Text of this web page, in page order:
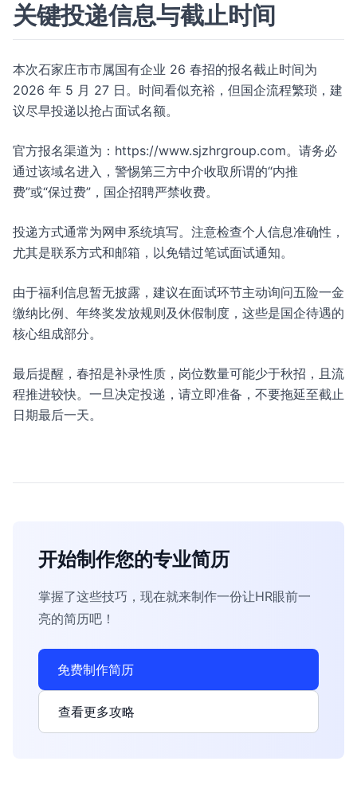
关键投递信息与截止时间
本次石家庄市市属国有企业 26 春招的报名截止时间为
2026 年 5 月 27 日。时间看似充裕，但国企流程繁琐，建
议尽早投递以抢占面试名额。
官方报名渠道为：https://www.sjzhrgroup.com。请务必
通过该域名进入，警惕第三方中介收取所谓的“内推
费”或“保过费”，国企招聘严禁收费。
投递方式通常为网申系统填写。注意检查个人信息准确性，
尤其是联系方式和邮箱，以免错过笔试面试通知。
由于福利信息暂无披露，建议在面试环节主动询问五险一金
缴纳比例、年终奖发放规则及休假制度，这些是国企待遇的
核心组成部分。
最后提醒，春招是补录性质，岗位数量可能少于秋招，且流
程推进较快。一旦决定投递，请立即准备，不要拖延至截止
日期最后一天。
开始制作您的专业简历
掌握了这些技巧，现在就来制作一份让HR眼前一
亮的简历吧！
免费制作简历
查看更多攻略